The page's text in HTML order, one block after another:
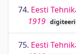
74. Eesti
1919
75. Eesti